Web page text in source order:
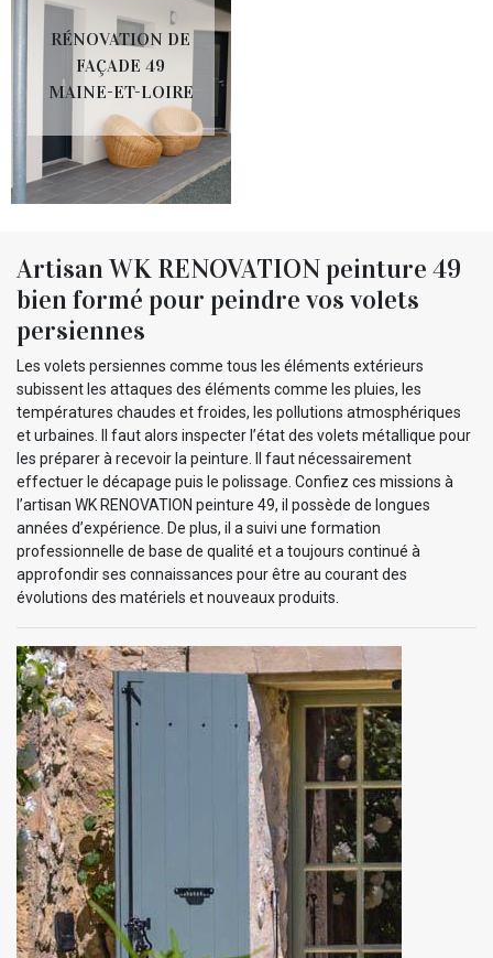
RÉNOVATION DE
FAÇADE 49
MAINE-ET-LOIRE
Artisan WK RENOVATION peinture 49
bien formé pour peindre vos volets
persiennes
Les volets persiennes comme tous les éléments extérieurs
subissent les attaques des éléments comme les pluies, les
températures chaudes et froides, les pollutions atmosphériques
et urbaines. Il faut alors inspecter l’état des volets métallique pour
les préparer à recevoir la peinture. Il faut nécessairement
effectuer le décapage puis le polissage. Confiez ces missions à
l’artisan WK RENOVATION peinture 49, il possède de longues
années d’expérience. De plus, il a suivi une formation
professionnelle de base de qualité et a toujours continué à
approfondir ses connaissances pour être au courant des
évolutions des matériels et nouveaux produits.